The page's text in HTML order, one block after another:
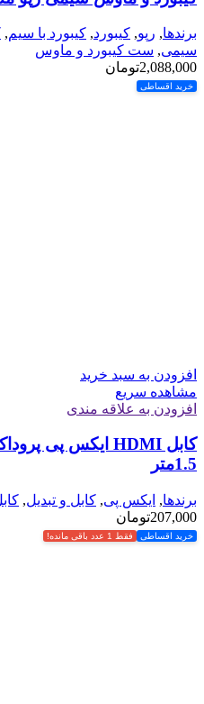
برندها, رپو, کیبورد, کیبورد با سیم,
سیمی, ست کیبورد و ماوس
2,088,000تومان
خرید اقساطی
افزودن به سبد خرید
مشاهده سریع
افزودن به علاقه مندی
1.5متر
برندها, ایکس پی, کابل و تبدیل,
207,000تومان
خرید اقساطی فقط 1 عدد باقی مانده!